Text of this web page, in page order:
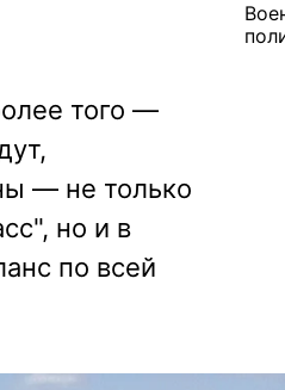
того —
— не только
но и в
по всей